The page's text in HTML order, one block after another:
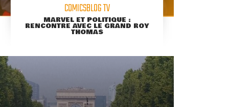
COMICSBLOG TV
MARVEL ET POLITIQUE :
RENCONTRE AVEC LE GRAND ROY
THOMAS